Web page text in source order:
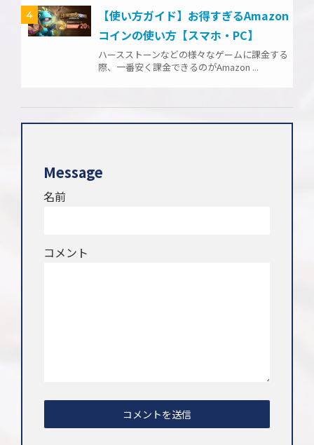
4
【使い方ガイド】お得すぎるAmazon
コインの使い方【スマホ・PC】
ハースストーンなどの様々なゲームに課金する
際、一番安く課金できるのがAmazon ...
Message
名前
コメント